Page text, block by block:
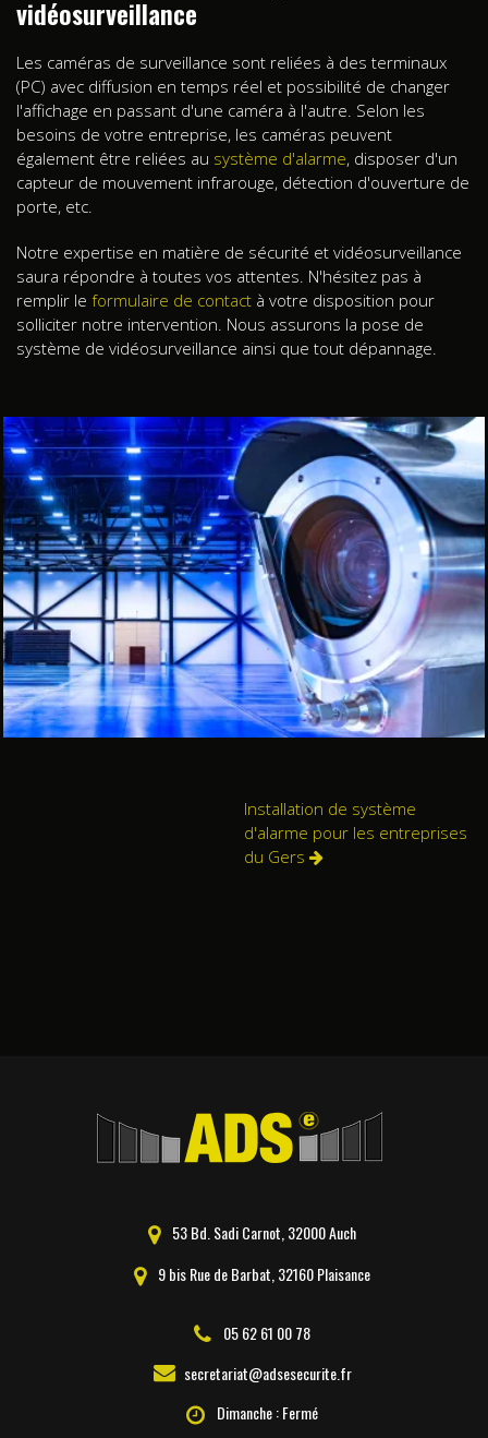
vidéosurveillance
Les caméras de surveillance sont reliées à des terminaux
(PC) avec diffusion en temps réel et possibilité de changer
l'affichage en passant d'une caméra à l'autre. Selon les
besoins de votre entreprise, les caméras peuvent
également être reliées au système d'alarme, disposer d'un
capteur de mouvement infrarouge, détection d'ouverture de
porte, etc.
Notre expertise en matière de sécurité et vidéosurveillance
saura répondre à toutes vos attentes. N'hésitez pas à
remplir le formulaire de contact à votre disposition pour
solliciter notre intervention. Nous assurons la pose de
système de vidéosurveillance ainsi que tout dépannage.
Installation de système
d'alarme pour les entreprises
du Gers
05 62 61 00 78
secretariat@adsesecurite.fr
Dimanche : Fermé
53 Bd. Sadi Carnot, 32000 Auch
9 bis Rue de Barbat, 32160 Plaisance